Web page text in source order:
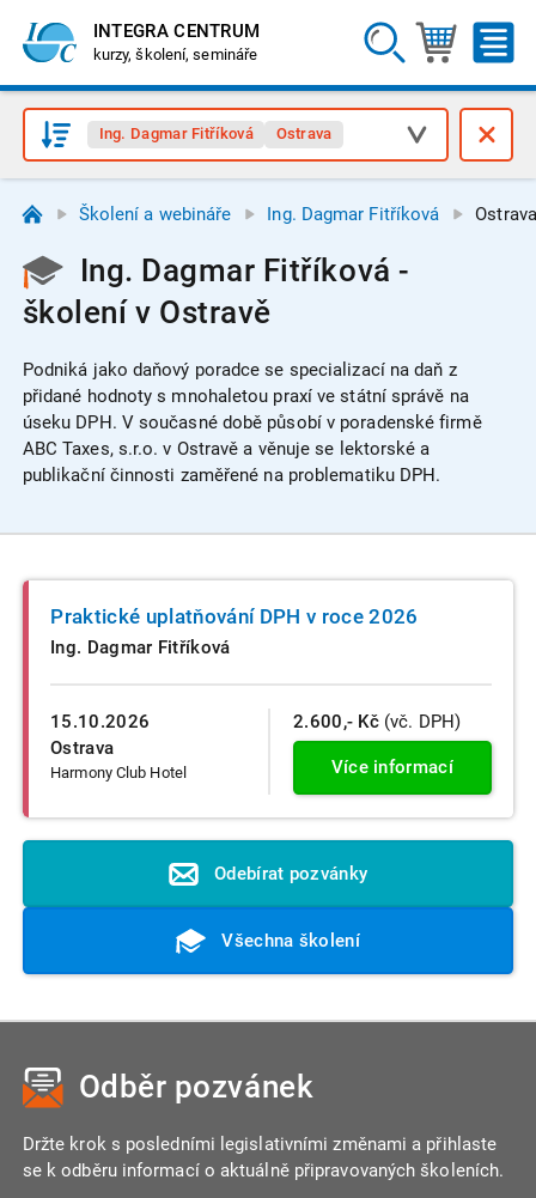
INTEGRA CENTRUM
kurzy, školení, semináře
Ing. Dagmar Fitříková Ostrava
Školení a webináře Ing. Dagmar Fitříková Ostrava
Ing. Dagmar Fitříková -
školení v Ostravě
Podniká jako daňový poradce se specializací na daň z
přidané hodnoty s mnohaletou praxí ve státní správě na
úseku DPH. V současné době působí v poradenské firmě
ABC Taxes, s.r.o. v Ostravě a věnuje se lektorské a
publikační činnosti zaměřené na problematiku DPH.
15.10.2026
Ostrava
Harmony Club Hotel
Praktické uplatňování DPH v roce 2026
Ing. Dagmar Fitříková
2.600,- Kč (vč. DPH)
Více informací
Odebírat pozvánky
Všechna školení
Odběr pozvánek
Držte krok s posledními legislativními změnami a přihlaste
se k odběru informací o aktuálně připravovaných školeních.